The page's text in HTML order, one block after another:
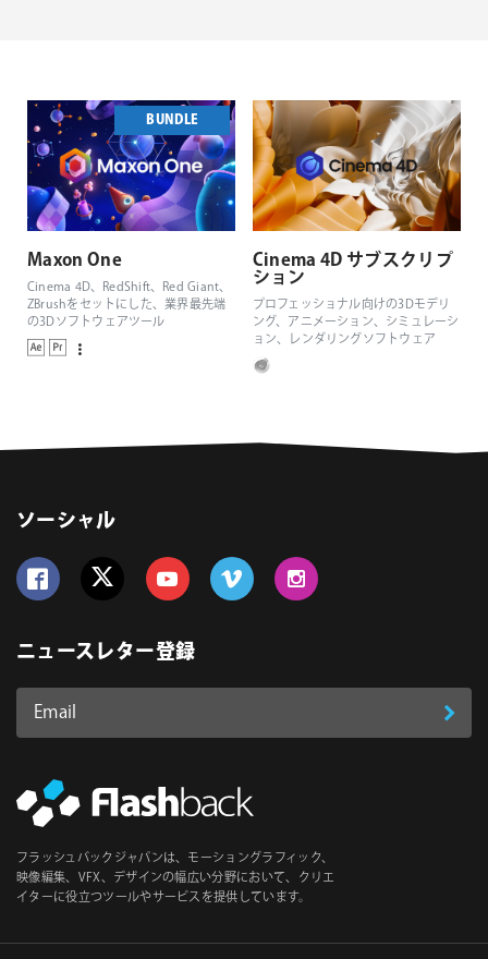
BUNDLE
Maxon One
Cinema 4D、RedShift、Red Giant、
ZBrushをセットにした、業界最先端
の3Dソフトウェアツール
Cinema 4D サブスクリプ
ション
プロフェッショナル向けの3Dモデリ
ング、アニメーション、シミュレーシ
ョン、レンダリングソフトウェア
ソーシャル
ニュースレター登録
Email
ス
必
須
登
フラッシュバックジャパンは、モーショングラフィック、
映像編集、VFX、デザインの幅広い分野において、クリエ
イターに役立つツールやサービスを提供しています。